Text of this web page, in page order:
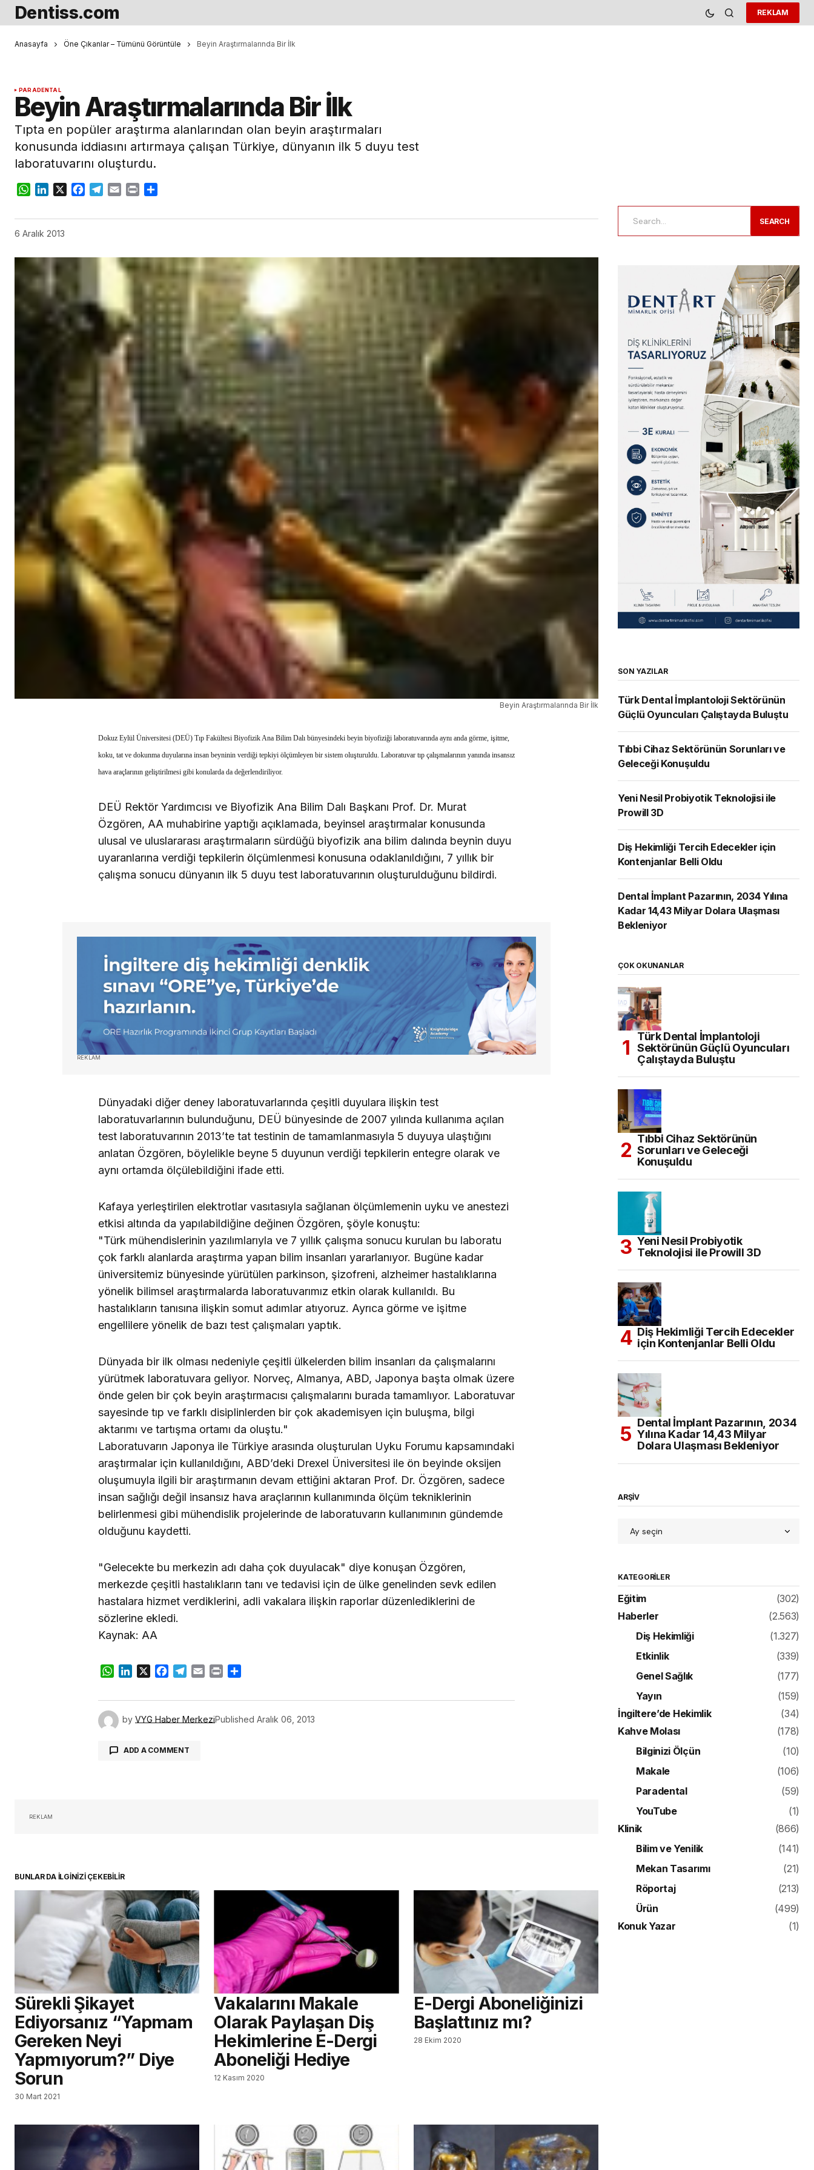
Dentiss.com REKLAM
Anasayfa Öne Çıkanlar – Tümünü Görüntüle Beyin Araştırmalarında Bir İlk
PARADENTAL
Beyin Araştırmalarında Bir İlk
Tıpta en popüler araştırma alanlarından olan beyin araştırmaları
konusunda iddiasını artırmaya çalışan Türkiye, dünyanın ilk 5 duyu test
laboratuvarını oluşturdu.
WhatsApp
LinkedIn
X Facebook
Telegram
Email Print
6 Aralık 2013
Beyin Araştırmalarında Bir İlk
Dokuz Eylül Üniversitesi (DEÜ) Tıp Fakültesi Biyofizik Ana Bilim Dalı bünyesindeki beyin biyofiziği laboratuvarında aynı anda görme, işitme,
koku, tat ve dokunma duyularına insan beyninin verdiği tepkiyi ölçümleyen bir sistem oluşturuldu. Laboratuvar tıp çalışmalarının yanında insansız
hava araçlarının geliştirilmesi gibi konularda da değerlendiriliyor.
DEÜ Rektör Yardımcısı ve Biyofizik Ana Bilim Dalı Başkanı Prof. Dr. Murat
Özgören, AA muhabirine yaptığı açıklamada, beyinsel araştırmalar konusunda
ulusal ve uluslararası araştırmaların sürdüğü biyofizik ana bilim dalında beynin duyu
uyaranlarına verdiği tepkilerin ölçümlenmesi konusuna odaklanıldığını, 7 yıllık bir
çalışma sonucu dünyanın ilk 5 duyu test laboratuvarının oluşturulduğunu bildirdi.
REKLAM
Dünyadaki diğer deney laboratuvarlarında çeşitli duyulara ilişkin test
laboratuvarlarının bulunduğunu, DEÜ bünyesinde de 2007 yılında kullanıma açılan
test laboratuvarının 2013’te tat testinin de tamamlanmasıyla 5 duyuya ulaştığını
anlatan Özgören, böylelikle beyne 5 duyunun verdiği tepkilerin entegre olarak ve
aynı ortamda ölçülebildiğini ifade etti.
Kafaya yerleştirilen elektrotlar vasıtasıyla sağlanan ölçümlemenin uyku ve anestezi
etkisi altında da yapılabildiğine değinen Özgören, şöyle konuştu:
"Türk mühendislerinin yazılımlarıyla ve 7 yıllık çalışma sonucu kurulan bu laboratu
çok farklı alanlarda araştırma yapan bilim insanları yararlanıyor. Bugüne kadar
üniversitemiz bünyesinde yürütülen parkinson, şizofreni, alzheimer hastalıklarına
yönelik bilimsel araştırmalarda laboratuvarımız etkin olarak kullanıldı. Bu
hastalıkların tanısına ilişkin somut adımlar atıyoruz. Ayrıca görme ve işitme
engellilere yönelik de bazı test çalışmaları yaptık.
Dünyada bir ilk olması nedeniyle çeşitli ülkelerden bilim insanları da çalışmalarını
yürütmek laboratuvara geliyor. Norveç, Almanya, ABD, Japonya başta olmak üzere
önde gelen bir çok beyin araştırmacısı çalışmalarını burada tamamlıyor. Laboratuvar
sayesinde tıp ve farklı disiplinlerden bir çok akademisyen için buluşma, bilgi
aktarımı ve tartışma ortamı da oluştu."
Laboratuvarın Japonya ile Türkiye arasında oluşturulan Uyku Forumu kapsamındaki
araştırmalar için kullanıldığını, ABD’deki Drexel Üniversitesi ile ön beyinde oksijen
oluşumuyla ilgili bir araştırmanın devam ettiğini aktaran Prof. Dr. Özgören, sadece
insan sağlığı değil insansız hava araçlarının kullanımında ölçüm tekniklerinin
belirlenmesi gibi mühendislik projelerinde de laboratuvarın kullanımının gündemde
olduğunu kaydetti.
"Gelecekte bu merkezin adı daha çok duyulacak" diye konuşan Özgören,
merkezde çeşitli hastalıkların tanı ve tedavisi için de ülke genelinden sevk edilen
hastalara hizmet verdiklerini, adli vakalara ilişkin raporlar düzenlediklerini de
sözlerine ekledi.
Kaynak: AA
WhatsApp
LinkedIn
X Facebook
Telegram
Email Print
by VYG Haber MerkeziPublished Aralık 06, 2013
ADD A COMMENT
REKLAM
BUNLAR DA İLGİNİZİ ÇEKEBİLİR
Sürekli Şikayet
Ediyorsanız “Yapmam
Gereken Neyi
Yapmıyorum?” Diye
Sorun
30 Mart 2021
Vakalarını Makale
Olarak Paylaşan Diş
Hekimlerine E-Dergi
Aboneliği Hediye
12 Kasım 2020
E-Dergi Aboneliğinizi
Başlattınız mı?
28 Ekim 2020
SEARCH
SON YAZILAR
Türk Dental İmplantoloji Sektörünün
Güçlü Oyuncuları Çalıştayda Buluştu
Tıbbi Cihaz Sektörünün Sorunları ve
Geleceği Konuşuldu
Yeni Nesil Probiyotik Teknolojisi ile
Prowill 3D
Diş Hekimliği Tercih Edecekler için
Kontenjanlar Belli Oldu
Dental İmplant Pazarının, 2034 Yılına
Kadar 14,43 Milyar Dolara Ulaşması
Bekleniyor
ÇOK OKUNANLAR
Türk Dental İmplantoloji
Sektörünün Güçlü Oyuncuları
Çalıştayda Buluştu
Tıbbi Cihaz Sektörünün
Sorunları ve Geleceği
Konuşuldu
Yeni Nesil Probiyotik
Teknolojisi ile Prowill 3D
Diş Hekimliği Tercih Edecekler
için Kontenjanlar Belli Oldu
Dental İmplant Pazarının, 2034
Yılına Kadar 14,43 Milyar
Dolara Ulaşması Bekleniyor
ARŞİV
KATEGORILER
Eğitim
(302)
Haberler
(2.563)
Diş Hekimliği
(1.327)
Etkinlik
(339)
Genel Sağlık
(177)
Yayın
(159)
İngiltere’de Hekimlik
(34)
Kahve Molası
(178)
Bilginizi Ölçün
(10)
Makale
(106)
Paradental
(59)
YouTube
(1)
Klinik
(866)
Bilim ve Yenilik
(141)
Mekan Tasarımı
(21)
Röportaj
(213)
Ürün
(499)
Konuk Yazar
(1)